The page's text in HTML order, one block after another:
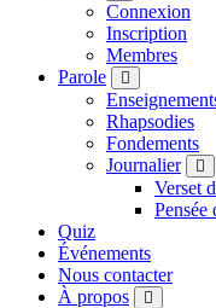
Connexion
Inscription
Membres
Parole
Rhapsodies
Fondements
Journalier
Verset
Pensée
Quiz
Événements
Nous contacter
À propos